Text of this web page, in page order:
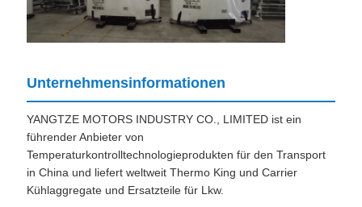
Unternehmensinformationen
YANGTZE MOTORS INDUSTRY CO., LIMITED ist ein
führender Anbieter von
Temperaturkontrolltechnologieprodukten für den Transport
in China und liefert weltweit Thermo King und Carrier
Kühlaggregate und Ersatzteile für Lkw.